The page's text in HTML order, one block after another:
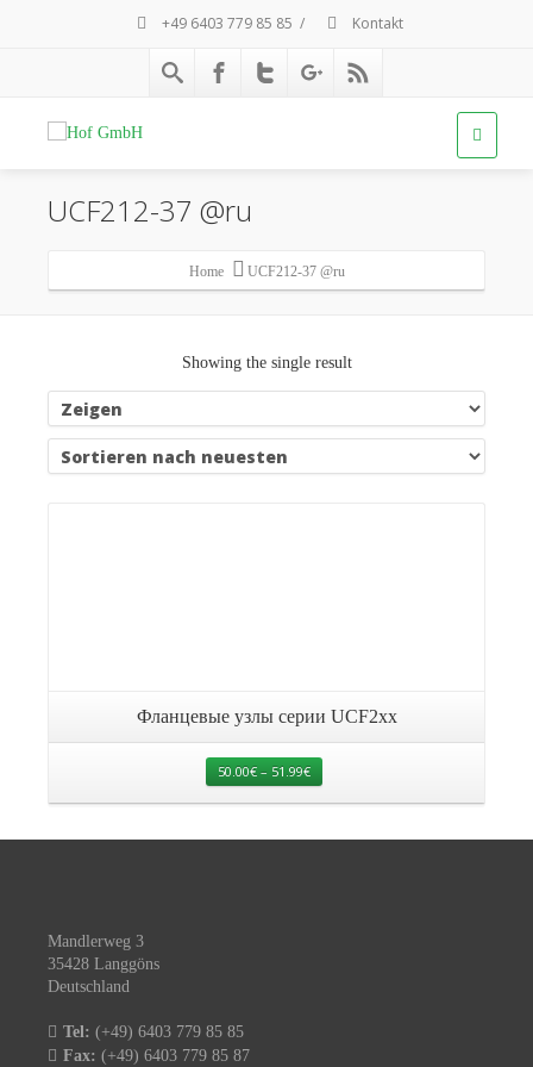
+49 6403 779 85 85 / Kontakt
UCF212-37 @ru
Home UCF212-37 @ru
Showing the single result
Фланцевые узлы серии UCF2xx
50.00€– 51.99€
Mandlerweg 3
35428 Langgöns
Deutschland
Tel: (+49) 6403 779 85 85
Fax: (+49) 6403 779 85 87